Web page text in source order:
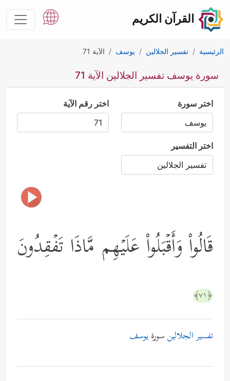
القرآن الكريم
الرئيسية تفسير الجلالين يوسف الآية 71
سورة يوسف تفسير الجلالين الآية 71
اختر سورة اختر رقم الآية
اختر التفسير
قَالُواْ وَأَقۡبَلُواْ عَلَیۡهِم مَّاذَا تَفۡقِدُونَ
﴿٧١﴾
تفسير الجلالينسورةيوسف